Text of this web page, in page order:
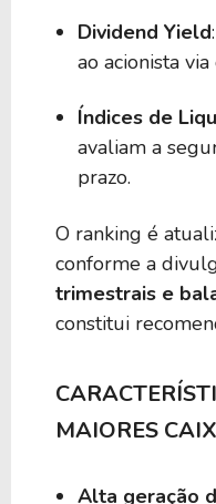
Dividend Yield
ao acionista
Índices de
avaliam a
prazo.
O ranking é
conforme a
trimestrais e
constitui
MAIORES
Alta geração